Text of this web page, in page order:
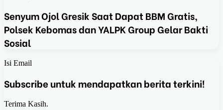
Senyum Ojol Gresik Saat Dapat BBM Gratis,
Polsek Kebomas dan YALPK Group Gelar Bakti
Sosial
Isi Email
Subscribe untuk mendapatkan berita terkini!
Terima Kasih.